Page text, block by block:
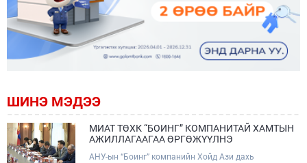
ШИНЭ МЭДЭЭ
МИАТ ТӨХК “БОИНГ” КОМПАНИТАЙ ХАМТЫН
АЖИЛЛАГААГАА ӨРГӨЖҮҮЛНЭ
АНУ-ын “Боинг” компанийн Хойд Ази дахь